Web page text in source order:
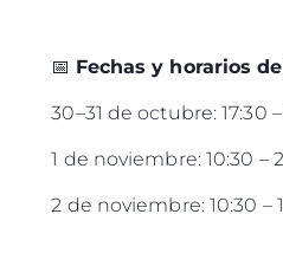
📅 Fechas y horarios
30–31 de octubre: 17:30
1 de noviembre: 10:30 –
2 de noviembre: 10:30 –